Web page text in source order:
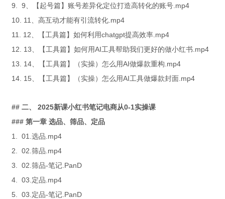
9. 9、【起号篇】账号差异化定位打造高转化的账号.mp4
10. 11、高互动才能有引流转化.mp4
11. 12、【工具篇】如何利用chatgpt提高效率.mp4
12. 13、【工具篇】如何用AI工具帮助我们更好的做小红书.mp4
13. 14、【工具篇】（实操）怎么用AI做爆款重构.mp4
14. 15、【工具篇】（实操）怎么用AI工具做爆款封面.mp4
## 二、 2025新课小红书笔记电商从0-1实操课
### 第一章 选品、筛品、定品
1. 01.选品.mp4
2. 02.筛品.mp4
3. 02.筛品-笔记.PanD
4. 03.定品.mp4
5. 03.定品-笔记.PanD